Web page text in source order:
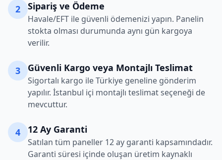
2 Sipariş ve Ödeme
Havale/EFT ile güvenli ödemenizi yapın. Panelin
stokta olması durumunda aynı gün kargoya
verilir.
3 Güvenli Kargo veya Montajlı Teslimat
Sigortalı kargo ile Türkiye geneline gönderim
yapılır. İstanbul içi montajlı teslimat seçeneği de
mevcuttur.
4 12 Ay Garanti
Satılan tüm paneller 12 ay garanti kapsamındadır.
Garanti süresi içinde oluşan üretim kaynaklı